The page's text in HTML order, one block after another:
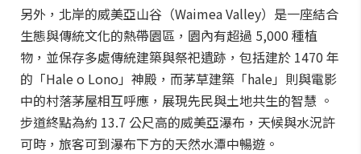
另外，北岸的威美亞山谷（Waimea Valley）是一座結合
生態與傳統文化的熱帶園區，園內有超過 5,000 種植
物，並保存多處傳統建築與祭祀遺跡，包括建於 1470 年
的「Hale o Lono」神殿，而茅草建築「hale」則與電影
中的村落茅屋相互呼應，展現先民與土地共生的智慧 。
步道終點為約 13.7 公尺高的威美亞瀑布，天候與水況許
可時，旅客可到瀑布下方的天然水潭中暢遊。